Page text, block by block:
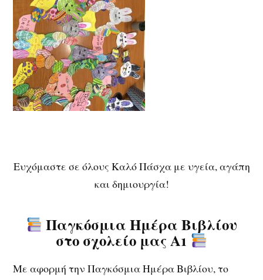
Ευχόμαστε σε όλους Καλό Πάσχα με υγεία, αγάπη
και δημιουργία!
Παγκόσμια Ημέρα Βιβλίου
στο σχολείο μας Α1
Με αφορμή την Παγκόσμια Ημέρα Βιβλίου, το